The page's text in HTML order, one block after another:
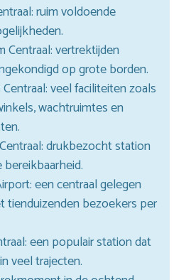
ruim voldoende
Centraal: vertrektijden
op grote borden.
veel faciliteiten zoals
wachtruimtes en
drukbezocht station
een centraal gelegen
tienduizenden bezoekers per
een populair station dat
veel trajecten.